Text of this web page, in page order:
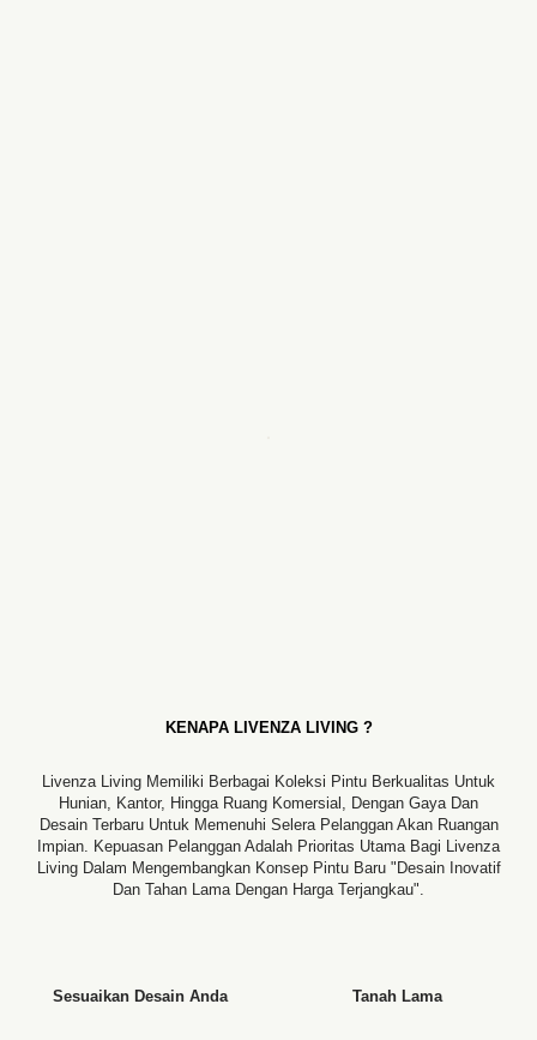
KENAPA LIVENZA LIVING ?
Livenza Living Memiliki Berbagai Koleksi Pintu Berkualitas Untuk
Hunian, Kantor, Hingga Ruang Komersial, Dengan Gaya Dan
Desain Terbaru Untuk Memenuhi Selera Pelanggan Akan Ruangan
Impian. Kepuasan Pelanggan Adalah Prioritas Utama Bagi Livenza
Living Dalam Mengembangkan Konsep Pintu Baru "desain Inovatif
Dan Tahan Lama Dengan Harga Terjangkau".
Sesuaikan Desain Anda Tanah Lama